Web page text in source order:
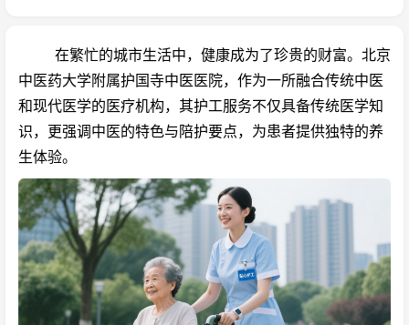
在繁忙的城市生活中，健康成为了珍贵的财富。北京
中医药大学附属护国寺中医医院，作为一所融合传统中医
和现代医学的医疗机构，其护工服务不仅具备传统医学知
识，更强调中医的特色与陪护要点，为患者提供独特的养
生体验。